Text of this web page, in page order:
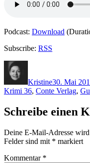
Podcast: Download
Subscribe: RSS
Kristine30. Mai
Krimi 36, Conte Verlag,
Schreibe einen
Deine E-Mail-Adresse
Felder sind mit * markiert
Kommentar *